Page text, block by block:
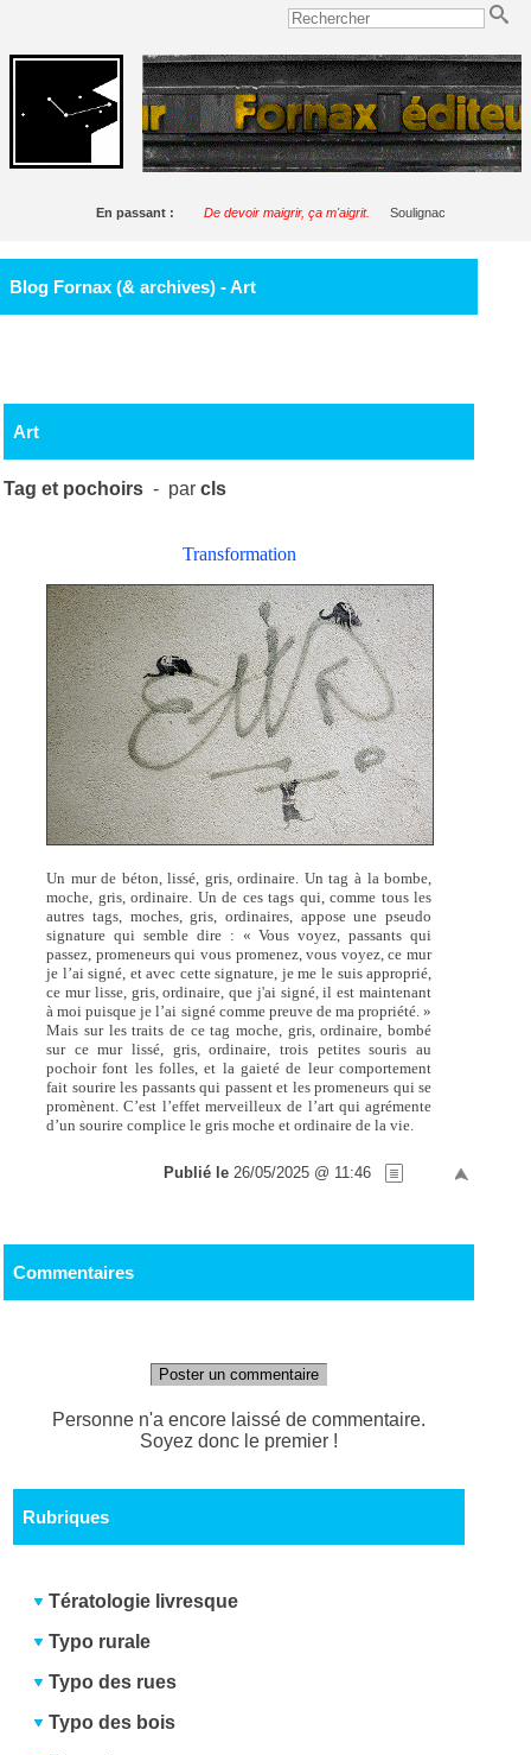
En passant : De devoir maigrir, ça m'aigrit. Soulignac
Blog Fornax (& archives) - Art
Art
Tag et pochoirs - parcls
Transformation
Un mur de béton, lissé, gris, ordinaire. Un tag à la bombe,
moche, gris, ordinaire. Un de ces tags qui, comme tous les
autres tags, moches, gris, ordinaires, appose une pseudo
signature qui semble dire : « Vous voyez, passants qui
passez, promeneurs qui vous promenez, vous voyez, ce mur
je l’ai signé, et avec cette signature, je me le suis approprié,
ce mur lisse, gris, ordinaire, que j'ai signé, il est maintenant
à moi puisque je l’ai signé comme preuve de ma propriété. »
Mais sur les traits de ce tag moche, gris, ordinaire, bombé
sur ce mur lissé, gris, ordinaire, trois petites souris au
pochoir font les folles, et la gaieté de leur comportement
fait sourire les passants qui passent et les promeneurs qui se
promènent. C’est l’effet merveilleux de l’art qui agrémente
d’un sourire complice le gris moche et ordinaire de la vie.
Publié le 26/05/2025 @ 11:46
Commentaires
Poster un commentaire
Personne n'a encore laissé de commentaire.
Soyez donc le premier !
Rubriques
Tératologie livresque
Typo rurale
Typo des rues
Typo des bois